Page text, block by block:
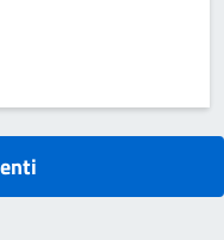
ANZIANI GIOVANNI